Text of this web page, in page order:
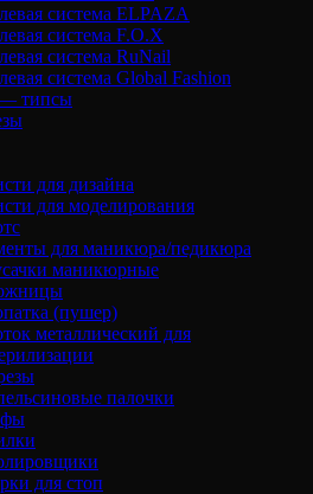
система ELPAZA
система F.O.X
система RuNail
система Global Fashion
типсы
для дизайна
для моделирования
для маникюра/педикюра
маникюрные
(пушер)
металлический для
палочки
для стоп